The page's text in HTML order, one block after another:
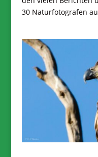
30 Naturfotografen